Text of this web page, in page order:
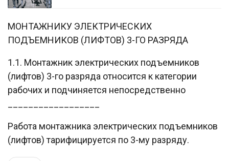
МОНТАЖНИКУ ЭЛЕКТРИЧЕСКИХ
ПОДЪЕМНИКОВ (ЛИФТОВ) 3-ГО РАЗРЯДА
1.1. Монтажник электрических подъемников
(лифтов) 3-го разряда относится к категории
рабочих и подчиняется непосредственно
Работа монтажника электрических подъемников
(лифтов) тарифицируется по 3-му разряду.